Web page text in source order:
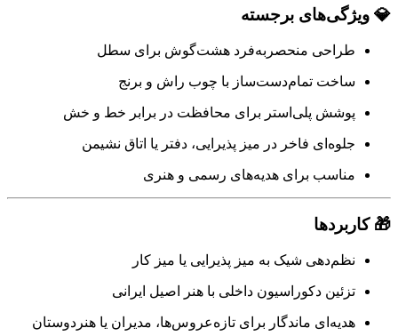
💎 ویژگی‌های برجسته
طراحی منحصربه‌فرد هشت‌گوش برای سطل
ساخت تمام‌دست‌ساز با چوب راش و برنج
پوشش پلی‌استر برای محافظت در برابر خط و خش
جلوه‌ای فاخر در میز پذیرایی، دفتر یا اتاق نشیمن
مناسب برای هدیه‌های رسمی و هنری
🎁 کاربردها
نظم‌دهی شیک به میز پذیرایی یا میز کار
تزئین دکوراسیون داخلی با هنر اصیل ایرانی
هدیه‌ای ماندگار برای تازه‌عروس‌ها، مدیران یا هنردوستان